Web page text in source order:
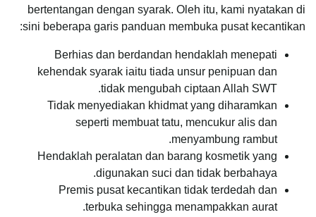
bertentangan dengan syarak. Oleh itu, kami nyatakan di
sini beberapa garis panduan membuka pusat kecantikan:
Berhias dan berdandan hendaklah menepati
kehendak syarak iaitu tiada unsur penipuan dan
tidak mengubah ciptaan Allah SWT.
Tidak menyediakan khidmat yang diharamkan
seperti membuat tatu, mencukur alis dan
menyambung rambut.
Hendaklah peralatan dan barang kosmetik yang
digunakan suci dan tidak berbahaya.
Premis pusat kecantikan tidak terdedah dan
terbuka sehingga menampakkan aurat.